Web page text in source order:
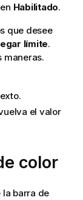
Habilitado.
que desee
límite.
maneras.
el valor
color
la barra de